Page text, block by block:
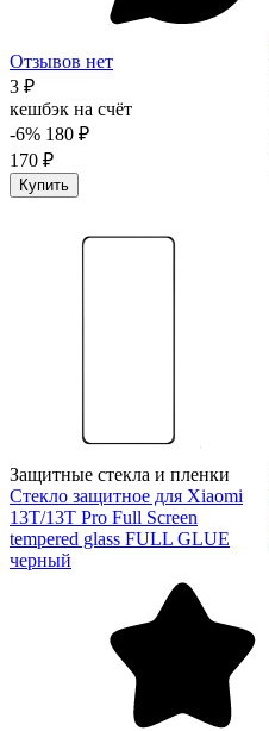
Отзывов нет
3 ₽
кешбэк на счёт
-6% 180 ₽
170 ₽
Купить
Защитные стекла и пленки
Стекло защитное для Xiaomi
13T/13T Pro Full Screen
tempered glass FULL GLUE
черный